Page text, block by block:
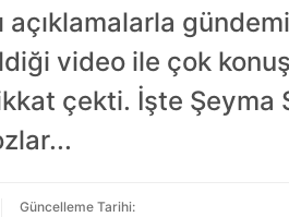
açıklamalarla
video ile çok
çekti. İşte Şeyma
Güncelleme Tarihi: